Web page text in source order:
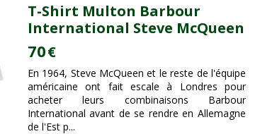
T-Shirt Multon Barbour
International Steve McQueen
70€
En 1964, Steve McQueen et le reste de l'équipe
américaine ont fait escale à Londres pour
acheter leurs combinaisons Barbour
International avant de se rendre en Allemagne
de l'Est p...